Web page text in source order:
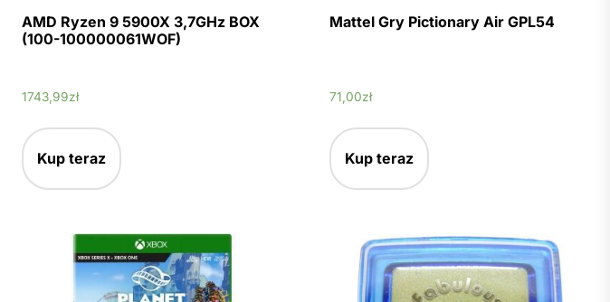
AMD Ryzen 9 5900X 3,7GHz BOX
(100-100000061WOF)
1743,99zł
Kup teraz
Mattel Gry Pictionary Air GPL54
71,00zł
Kup teraz